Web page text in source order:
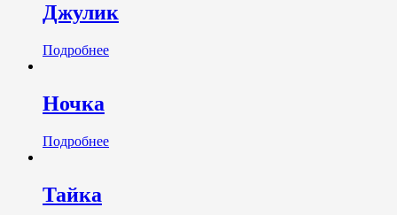
Джулик
Подробнее
Ночка
Подробнее
Тайка